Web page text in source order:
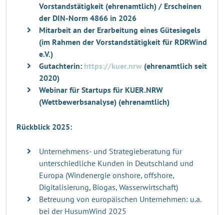
Vorstandstätigkeit (ehrenamtlich) / Erscheinen
der DIN-Norm 4866 in 2026
Mitarbeit an der Erarbeitung eines Gütesiegels
(im Rahmen der Vorstandstätigkeit für RDRWind
e.V.)
Gutachterin: https://kuer.nrw (ehrenamtlich seit
2020)
Webinar für Startups für KUER.NRW
(Wettbewerbsanalyse) (ehrenamtlich)
Rückblick 2025:
Unternehmens- und Strategieberatung für
unterschiedliche Kunden in Deutschland und
Europa (Windenergie onshore, offshore,
Digitalisierung, Biogas, Wasserwirtschaft)
Betreuung von europäischen Unternehmen: u.a.
bei der HusumWind 2025